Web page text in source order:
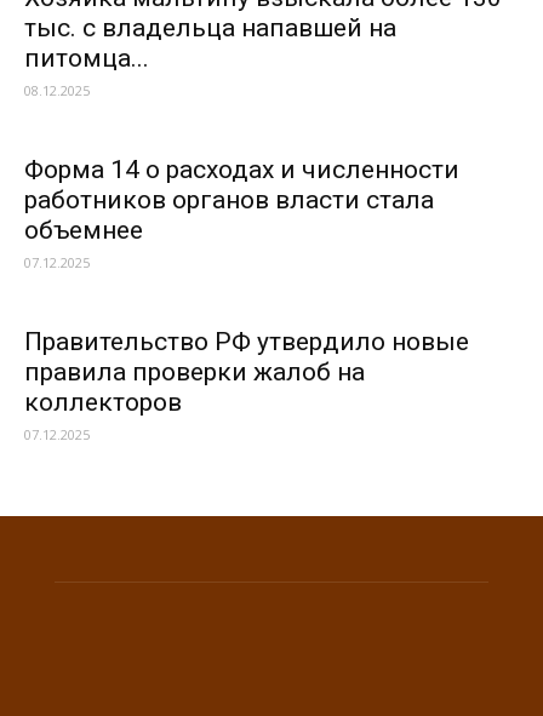
тыс. с владельца напавшей на
питомца...
08.12.2025
Форма 14 о расходах и численности
работников органов власти стала
объемнее
07.12.2025
Правительство РФ утвердило новые
правила проверки жалоб на
коллекторов
07.12.2025